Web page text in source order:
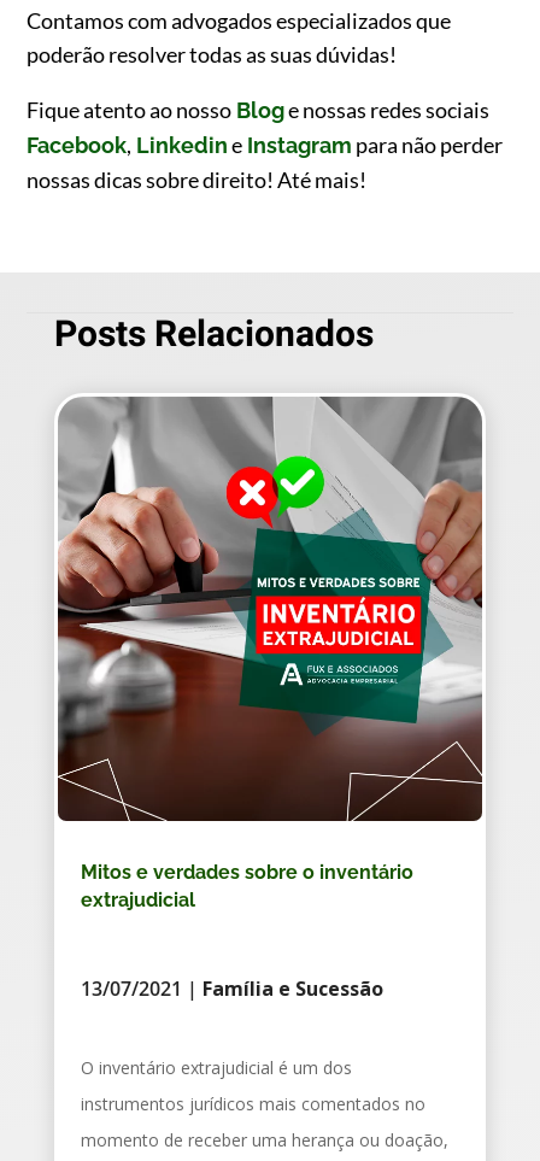
Contamos com advogados especializados que
poderão resolver todas as suas dúvidas!
Fique atento ao nosso Bloge nossas redes sociais
Facebook, Linkedine Instagram para não perder
nossas dicas sobre direito! Até mais!
Posts Relacionados
Mitos e verdades sobre o inventário
extrajudicial
13/07/2021 | Família e Sucessão
O inventário extrajudicial é um dos
instrumentos jurídicos mais comentados no
momento de receber uma herança ou doação,